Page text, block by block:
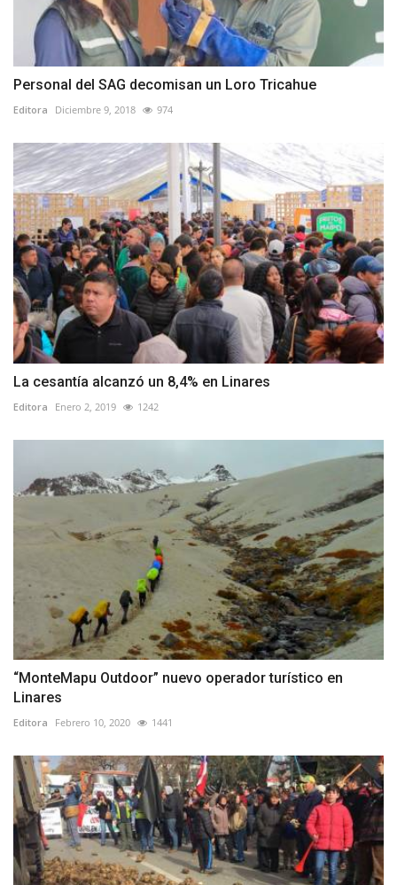
Personal del SAG decomisan un Loro Tricahue
Editora Diciembre 9, 2018 974
La cesantía alcanzó un 8,4% en Linares
Editora Enero 2, 2019 1242
“MonteMapu Outdoor” nuevo operador turístico en
Linares
Editora Febrero 10, 2020 1441